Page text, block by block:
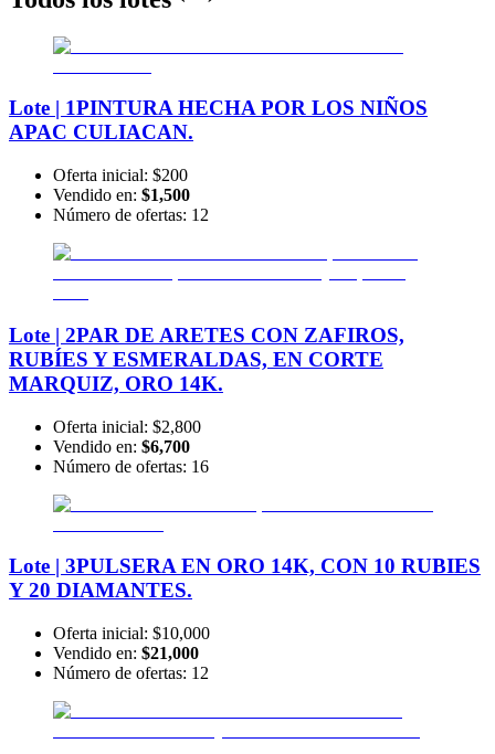
Lote | 1PINTURA HECHA POR LOS NIÑOS
APAC CULIACAN.
Oferta inicial: $200
Vendido en: $1,500
Número de ofertas: 12
Lote | 2PAR DE ARETES CON ZAFIROS,
RUBÍES Y ESMERALDAS, EN CORTE
MARQUIZ, ORO 14K.
Oferta inicial: $2,800
Vendido en: $6,700
Número de ofertas: 16
Lote | 3PULSERA EN ORO 14K, CON 10 RUBIES
Y 20 DIAMANTES.
Oferta inicial: $10,000
Vendido en: $21,000
Número de ofertas: 12